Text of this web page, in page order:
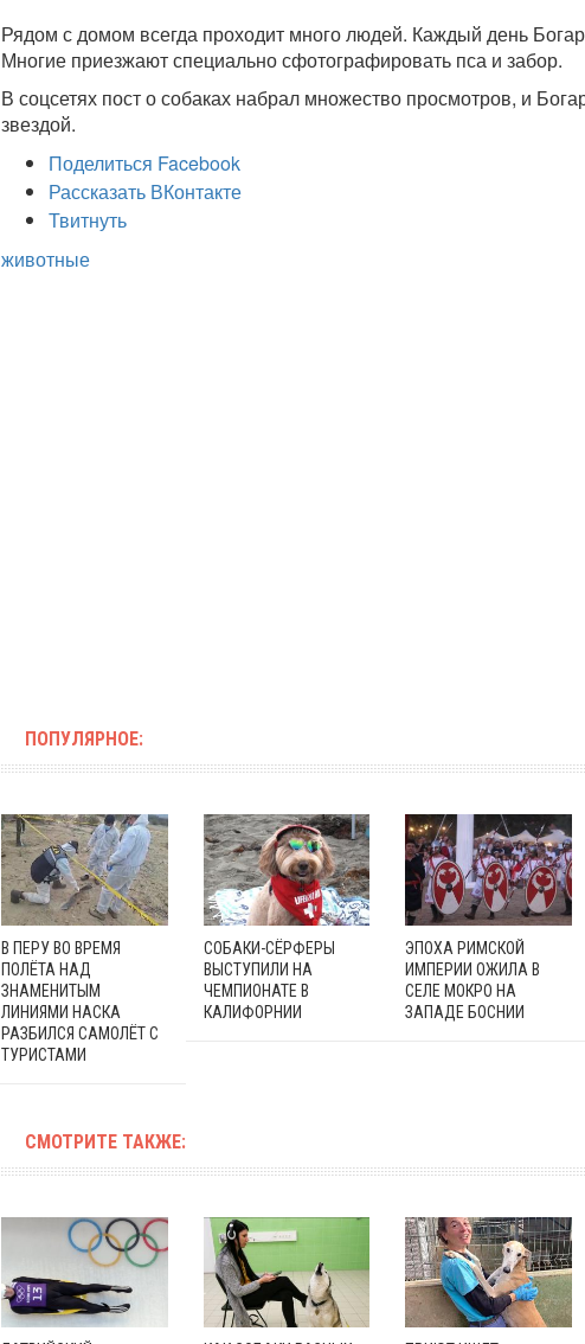
Рядом с домом всегда проходит много людей. Каждый день
Многие приезжают специально сфотографировать пса и забор.
В соцсетях пост о собаках набрал множество просмотров, и
звездой.
Поделиться Facebook
Рассказать ВКонтакте
Твитнуть
животные
ПОПУЛЯРНОЕ:
В ПЕРУ ВО ВРЕМЯ
ПОЛЁТА НАД
ЗНАМЕНИТЫМ
ЛИНИЯМИ НАСКА
РАЗБИЛСЯ САМОЛЁТ С
ТУРИСТАМИ
СОБАКИ-СЁРФЕРЫ
ВЫСТУПИЛИ НА
ЧЕМПИОНАТЕ В
КАЛИФОРНИИ
ЭПОХА РИМСКОЙ
ИМПЕРИИ ОЖИЛА В
СЕЛЕ МОКРО НА
ЗАПАДЕ БОСНИИ
СМОТРИТЕ ТАКЖЕ: